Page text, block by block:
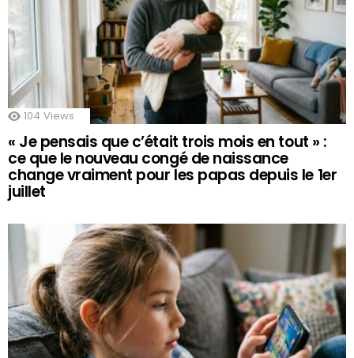
104 Views
« Je pensais que c’était trois mois en tout » :
ce que le nouveau congé de naissance
change vraiment pour les papas depuis le 1er
juillet